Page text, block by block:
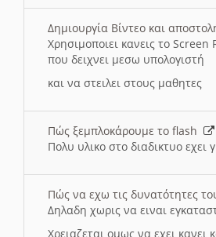
Δημιουργία Βίντεο και
Χρησιμοποιει κανεις το
που δειχνει μεσω υπολογιστή
και να στειλει στους μαθητες
Πώς ξεμπλοκάρουμε το flash
Πολυ υλικο στο διαδικτυο εχει
Πώς να εχω τις δυνατότητες
Δηλαδη χωρις να ειναι
Χρειαζεται ομως να εχει